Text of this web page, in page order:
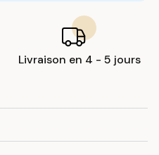
Livraison en 4 - 5 jours